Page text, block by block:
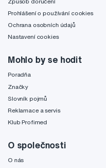
Prohlášení o používání cookies
Ochrana osobních údajů
Nastavení cookies
Mohlo by se hodit
Poradňa
Značky
Slovník pojmů
Reklamace a servis
Klub Profimed
O společnosti
O nás